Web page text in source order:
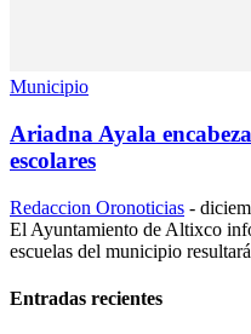
Municipio
Ariadna Ayala
escolares
Redaccion Oronoticias -
El Ayuntamiento de Altixco
escuelas del municipio
Entradas recientes